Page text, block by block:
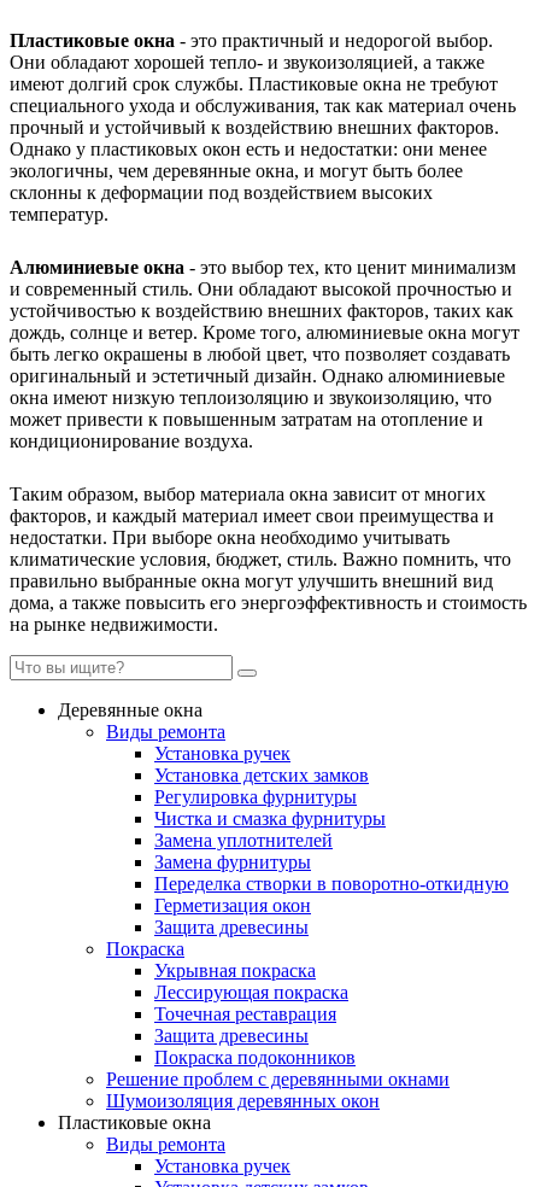
Пластиковые окна - это практичный и недорогой выбор.
Они обладают хорошей тепло- и звукоизоляцией, а также
имеют долгий срок службы. Пластиковые окна не требуют
специального ухода и обслуживания, так как материал очень
прочный и устойчивый к воздействию внешних факторов.
Однако у пластиковых окон есть и недостатки: они менее
экологичны, чем деревянные окна, и могут быть более
склонны к деформации под воздействием высоких
температур.
Алюминиевые окна - это выбор тех, кто ценит минимализм
и современный стиль. Они обладают высокой прочностью и
устойчивостью к воздействию внешних факторов, таких как
дождь, солнце и ветер. Кроме того, алюминиевые окна могут
быть легко окрашены в любой цвет, что позволяет создавать
оригинальный и эстетичный дизайн. Однако алюминиевые
окна имеют низкую теплоизоляцию и звукоизоляцию, что
может привести к повышенным затратам на отопление и
кондиционирование воздуха.
Таким образом, выбор материала окна зависит от многих
факторов, и каждый материал имеет свои преимущества и
недостатки. При выборе окна необходимо учитывать
климатические условия, бюджет, стиль. Важно помнить, что
правильно выбранные окна могут улучшить внешний вид
дома, а также повысить его энергоэффективность и стоимость
на рынке недвижимости.
Деревянные окна
Виды ремонта
Установка ручек
Установка детских замков
Регулировка фурнитуры
Чистка и смазка фурнитуры
Замена уплотнителей
Замена фурнитуры
Переделка створки в поворотно-откидную
Герметизация окон
Защита древесины
Покраска
Укрывная покраска
Лессирующая покраска
Точечная реставрация
Защита древесины
Покраска подоконников
Решение проблем с деревянными окнами
Шумоизоляция деревянных окон
Пластиковые окна
Виды ремонта
Установка ручек